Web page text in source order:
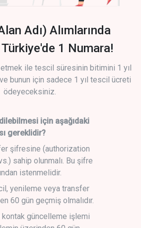
Adı) Alımlarında
1 Numara!
ile tescil süresinin bitimini 1 yıl
bunun için sadece 1 yıl tescil ücreti
ödeyeceksiniz.
için aşağıdaki
gereklidir?
şifresine (authorization
sahip olunmalı. Bu şifre
istenmelidir.
yenileme veya transfer
60 gün geçmiş olmalıdır.
güncelleme işlemi